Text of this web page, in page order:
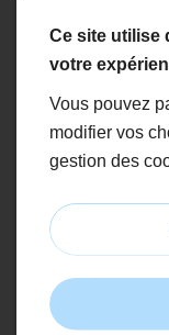
Plomberie vous
Alves
une nuit dans
Ce site utilise
votre
Vous pouvez
modifier vos
gestion des